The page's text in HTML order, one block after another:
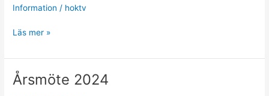
Information / hoktv
Årsmöte
Läs mer »
Årsmöte 2024